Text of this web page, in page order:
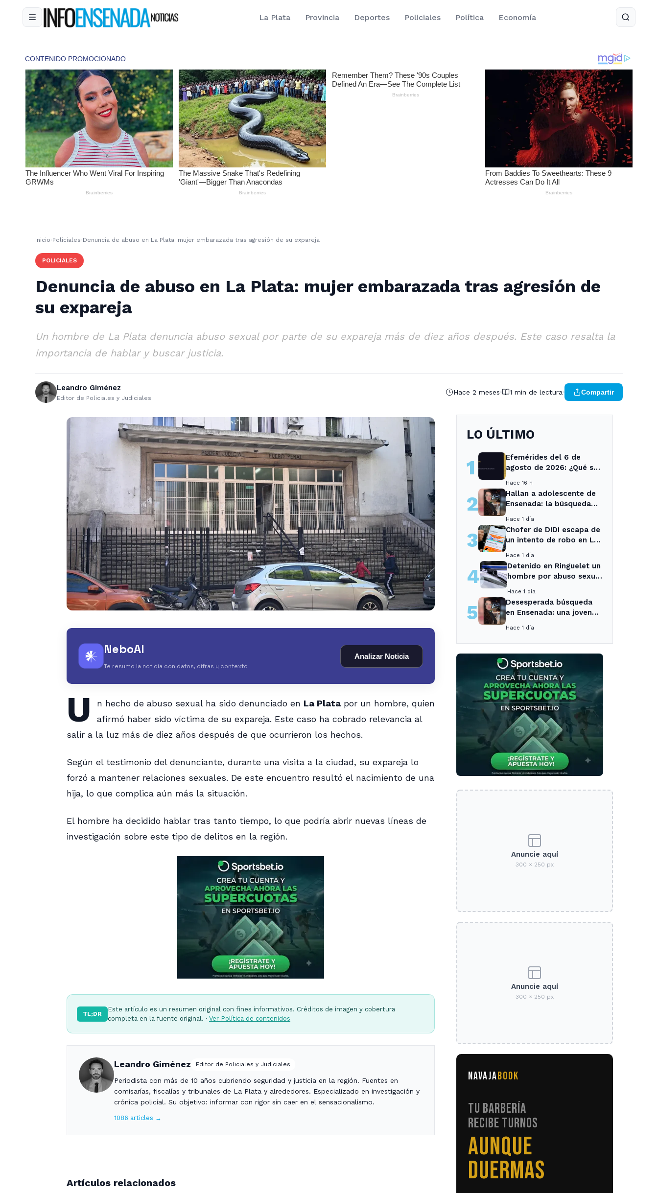
La Plata Provincia Deportes Policiales Política Economía
Inicio ›Policiales ›Denuncia de abuso en La Plata: mujer embarazada tras agresión de su expareja
POLICIALES
Denuncia de abuso en La Plata: mujer embarazada tras agresión de
su expareja
Un hombre de La Plata denuncia abuso sexual por parte de su expareja más de diez años después. Este caso resalta la
importancia de hablar y buscar justicia.
Leandro Giménez
Editor de Policiales y Judiciales
Hace 2 meses 1 min de lectura Compartir
𒀭 NeboAI
Te resumo la noticia con datos, cifras y contexto
Analizar Noticia
U n hecho de abuso sexual ha sido denunciado en La Platapor un hombre, quien
afirmó haber sido víctima de su expareja. Este caso ha cobrado relevancia al
salir a la luz más de diez años después de que ocurrieron los hechos.
Según el testimonio del denunciante, durante una visita a la ciudad, su expareja lo
forzó a mantener relaciones sexuales. De este encuentro resultó el nacimiento de una
hija, lo que complica aún más la situación.
El hombre ha decidido hablar tras tanto tiempo, lo que podría abrir nuevas líneas de
investigación sobre este tipo de delitos en la región.
TL;DR
Este artículo es un resumen original con fines informativos. Créditos de imagen y cobertura
completa en la fuente original. · Ver Política de contenidos
Leandro Giménez Editor de Policiales y Judiciales
Periodista con más de 10 años cubriendo seguridad y justicia en la región. Fuentes en
comisarías, fiscalías y tribunales de La Plata y alrededores. Especializado en investigación y
crónica policial. Su objetivo: informar con rigor sin caer en el sensacionalismo.
1086 articles →
Artículos relacionados
LO ÚLTIMO
1
Efemérides del 6 de
agosto de 2026: ¿Qué se
Hace 16 h
2
Hallan a adolescente de
Ensenada: la búsqueda
Hace 1 día
3
Chofer de DiDi escapa de
un intento de robo en La
arrestada
Hace 1 día
4
Detenido en Ringuelet un
hombre por abuso sexual
Hace 1 día
5
Desesperada búsqueda
en Ensenada: una joven
Hace 1 día
Anuncie aquí
300 × 250 px
Anuncie aquí
300 × 250 px
NAVAJABOOK
TU BARBERÍA
RECIBE TURNOS
SIN LLAMADAS